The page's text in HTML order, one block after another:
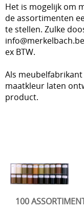
Het is mogelijk om
de assortimenten
te stellen. Zulke
ex BTW.
Als
maatkleur laten
product.
100